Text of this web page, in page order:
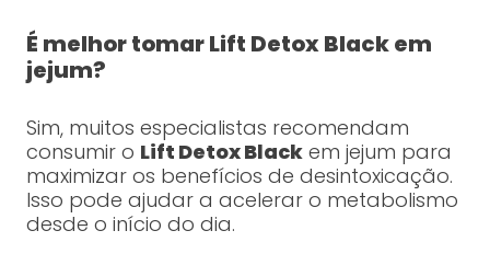
É melhor tomar Lift Detox Black em
jejum?
Sim, muitos especialistas recomendam
consumir o Lift Detox Blackem jejum para
maximizar os benefícios de desintoxicação.
Isso pode ajudar a acelerar o metabolismo
desde o início do dia.